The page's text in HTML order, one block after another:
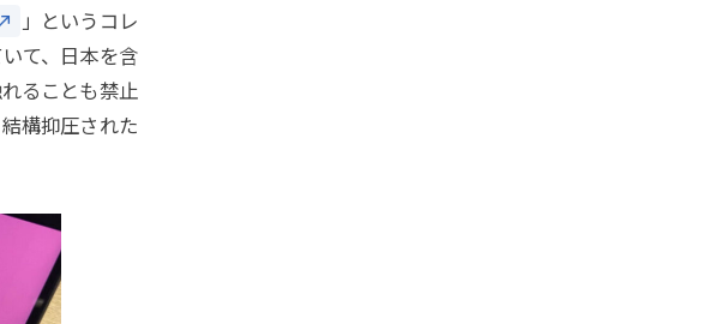
」というコレ
て、日本を含
ることも禁止
構抑圧された